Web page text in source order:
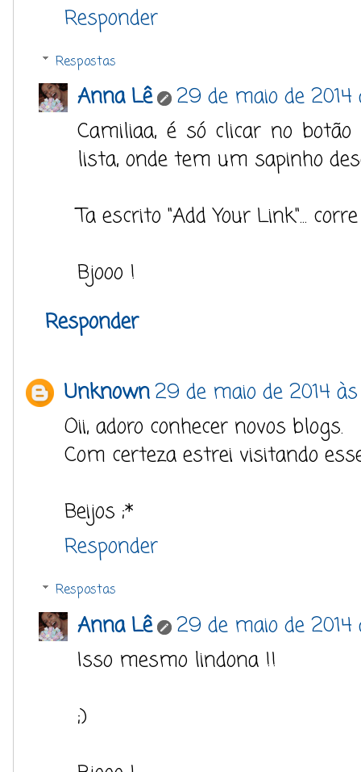
Responder
Respostas
Anna Lê
29 de maio de 2014
Camiliaa, é só clicar no
lista, onde tem um sapinho
Ta escrito "Add Your Link"...
Bjooo !
Responder
Unknown29 de maio de 2014 às
Oii, adoro conhecer novos blogs.
Com certeza estrei visitando
Beijos ;*
Responder
Respostas
Anna Lê
29 de maio de 2014
Isso mesmo lindona !!
;)